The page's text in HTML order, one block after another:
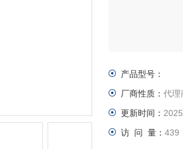
产品型号：
厂商性质： 代理
更新时间：
访 问 量： 439